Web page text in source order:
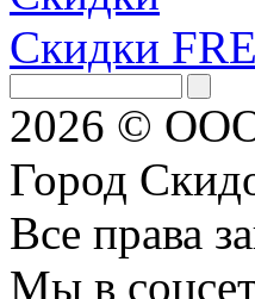
Скидки
2026 ©
Город
Все права
Мы в